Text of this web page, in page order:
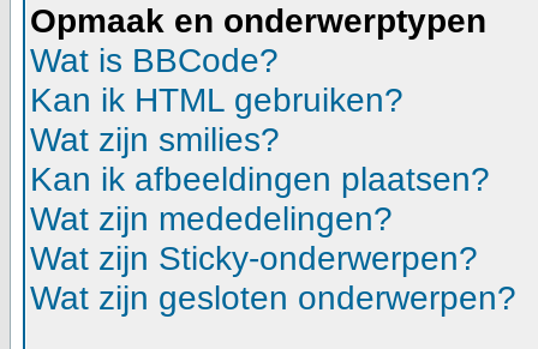
Opmaak en onderwerptypen
Wat is BBCode?
Kan ik HTML gebruiken?
Wat zijn smilies?
Kan ik afbeeldingen plaatsen?
Wat zijn mededelingen?
Wat zijn Sticky-onderwerpen?
Wat zijn gesloten onderwerpen?